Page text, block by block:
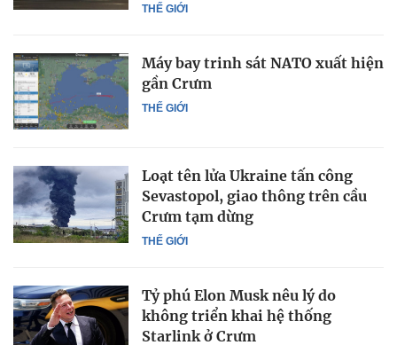
THẾ GIỚI
THẾ GIỚI
Máy bay trinh sát NATO xuất hiện
gần Crưm
THẾ GIỚI
Loạt tên lửa Ukraine tấn công
Sevastopol, giao thông trên cầu
Crưm tạm dừng
Tỷ phú Elon Musk nêu lý do
không triển khai hệ thống
Starlink ở Crưm